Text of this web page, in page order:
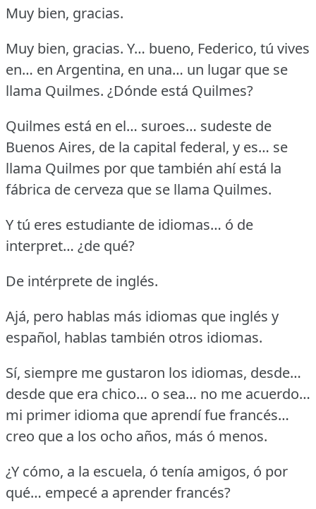
Muy bien, gracias.
Muy bien, gracias. Y… bueno, Federico, tú vives
en… en Argentina, en una… un lugar que se
llama Quilmes. ¿Dónde está Quilmes?
Quilmes está en el… suroes… sudeste de
Buenos Aires, de la capital federal, y es… se
llama Quilmes por que también ahí está la
fábrica de cerveza que se llama Quilmes.
Y tú eres estudiante de idiomas… ó de
interpret… ¿de qué?
De intérprete de inglés.
Ajá, pero hablas más idiomas que inglés y
español, hablas también otros idiomas.
Sí, siempre me gustaron los idiomas, desde…
desde que era chico… o sea… no me acuerdo…
mi primer idioma que aprendí fue francés…
creo que a los ocho años, más ó menos.
¿Y cómo, a la escuela, ó tenía amigos, ó por
qué… empecé a aprender francés?